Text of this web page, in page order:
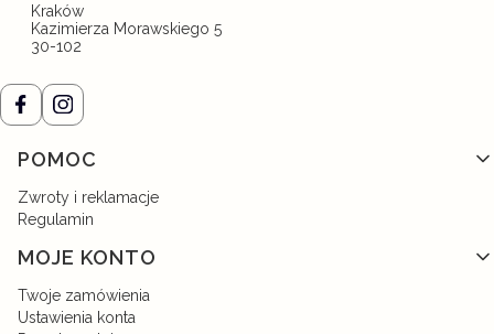
Kraków
Kazimierza Morawskiego 5
30-102
Linki w stopce
POMOC
Zwroty i reklamacje
Regulamin
MOJE KONTO
Twoje zamówienia
Ustawienia konta